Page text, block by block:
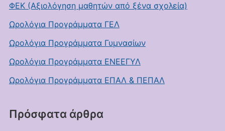
ΦΕΚ (Αξιολόγηση μαθητών από ξένα σχολεία)
Ωρολόγια Προγράμματα ΓΕΛ
Ωρολόγια Προγράμματα Γυμνασίων
Ωρολόγια Προγράμματα ΕΝΕΕΓΥΛ
Ωρολόγια Προγράμματα ΕΠΑΛ & ΠΕΠΑΛ
Πρόσφατα άρθρα